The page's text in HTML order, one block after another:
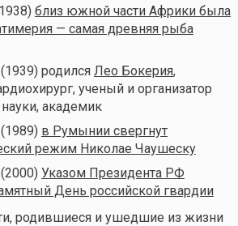
близ южной части Африки была
— самая древняя рыба
родился Лео Бокерия,
ученый и организатор
академик
в Румынии свергнут
режим Николае Чаушеску
Указом Президента РФ
День российской гвардии
родившиеся и ушедшие из жизни